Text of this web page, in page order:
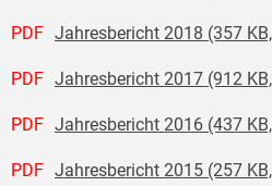
PDF Jahresbericht 2018 (357
PDF Jahresbericht 2017 (912
PDF Jahresbericht 2016 (437
PDF Jahresbericht 2015 (257